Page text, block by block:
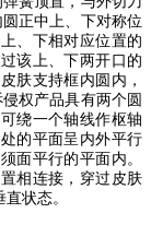
正中上、下对称位
、下相对应位置的
该上、下两开口的
肤支持框内圆内，
权产品具有两个圆
绕一个轴线作枢轴
的平面呈内外平行
面平行的平面内。
相连接，穿过皮肤
状态。